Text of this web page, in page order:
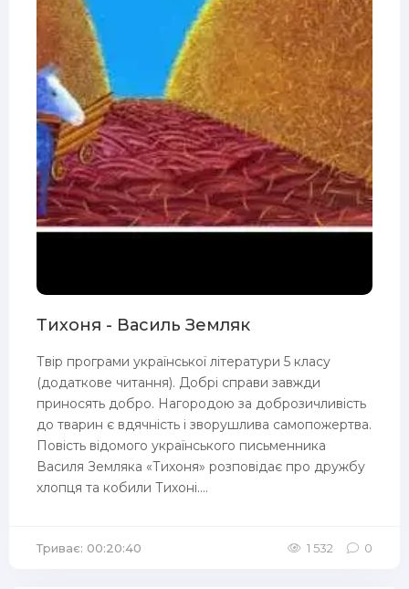
Тихоня - Василь Земляк
Твір програми української літератури 5 класу
(додаткове читання). Добрі справи завжди
приносять добро. Нагородою за доброзичливість
до тварин є вдячність і зворушлива самопожертва.
Повість відомого українського письменника
Василя Земляка «Тихоня» розповідає про дружбу
хлопця та кобили Тихоні....
Триває: 00:20:40 1 532 0